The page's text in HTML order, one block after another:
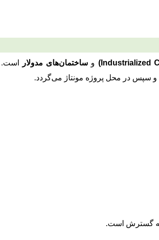
و ساختمان‌های مدولار
است.
و سپس در محل پروژه مونتاژ می‌گردد.
به گسترش است.